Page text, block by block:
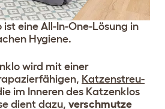
eine All-In-One-Lösung in
Hygiene.
wird mit einer
Katzenstreu-
im Inneren des Katzenklos
dient dazu, verschmutze